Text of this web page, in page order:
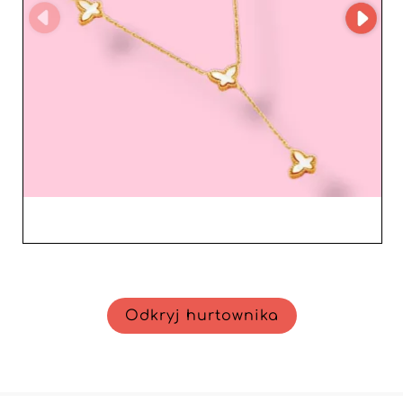
wysokiej jakości, która przyciąga każdą wymagającą
klientkę. Żadna inna firma nie oferuje takiego równowagi
między jakością produktu, niezawodnością usługi i
innowacją technologiczną. Sprzedawcy nie tylko
skorzystają z atrakcyjnych produktów, ale również z
wsparcia hurtownika, który rozumie wyzwania
współczesnego rynku i sprytnie się do nich adaptuje.
Podsumowując, Marsandia Hurt pozostaje rozsądnym
wyborem dla profesjonalistów szukających wzbogacenia
swojej oferty o atrakcyjną i wysokiej jakości biżuterię
damską, ciesząc się jednocześnie z pierwszorzędnej
Odkryj hurtownika